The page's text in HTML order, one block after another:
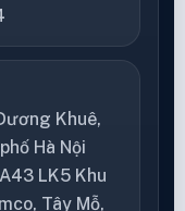
Khuê,
Hà Nội
LK5 Khu
Tây Mỗ,